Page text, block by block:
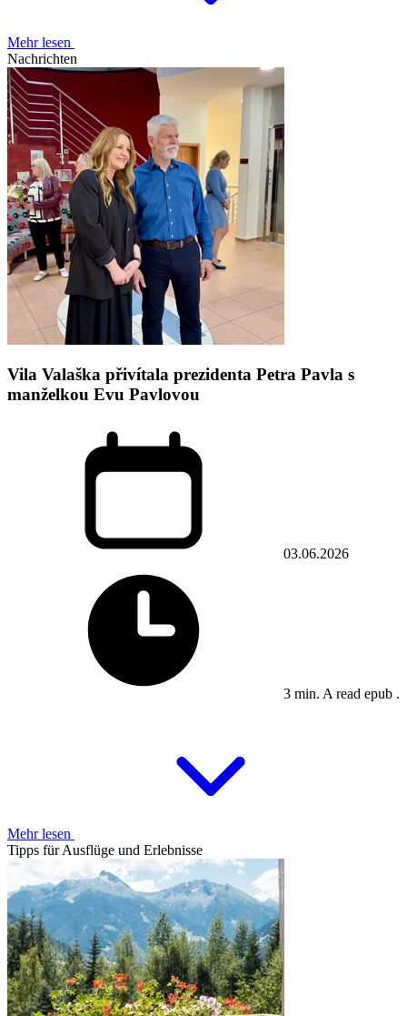
Mehr lesen
Nachrichten
Vila Valaška přivítala prezidenta Petra Pavla s
manželkou Evu Pavlovou
03.06.2026
3 min. A read epub .
Mehr lesen
Tipps für Ausflüge und Erlebnisse